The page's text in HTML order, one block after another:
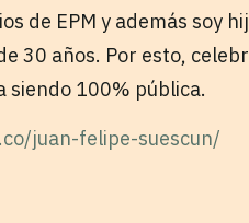
de EPM y además soy
30 años. Por esto,
siendo 100% pública.
juan-felipe-suescun/